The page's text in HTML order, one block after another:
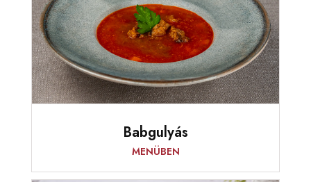
Babgulyás
MENÜBEN